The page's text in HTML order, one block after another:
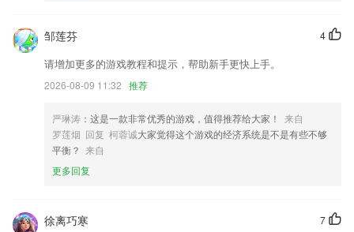
4
邹莲芬
请增加更多的游戏教程和提示，帮助新手更快上手。
2026-08-09 11:32 推荐
严琳涛 ：这是一款非常优秀的游戏，值得推荐给大家！
来自
罗莲烟 回复 柯蓉诚大家觉得这个游戏的经济系统是不是有些不够
平衡？ 来自
更多回复
7
徐离巧寒